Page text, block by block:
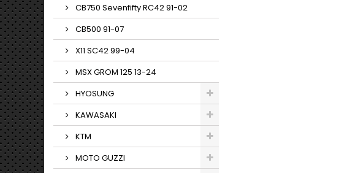
CB750 Sevenfifty RC42 91-02
CB500 91-07
X11 SC42 99-04
MSX GROM 125 13-24
HYOSUNG
KAWASAKI
KTM
MOTO GUZZI